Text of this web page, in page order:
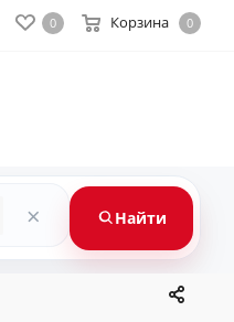
0 Корзина 0
× Найти